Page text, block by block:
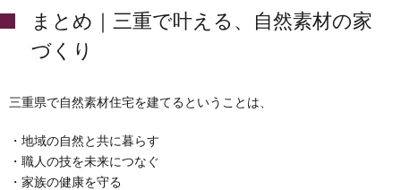
まとめ｜三重で叶える、自然素材の家
づくり
三重県で自然素材住宅を建てるということは、
・地域の自然と共に暮らす
・職人の技を未来につなぐ
・家族の健康を守る